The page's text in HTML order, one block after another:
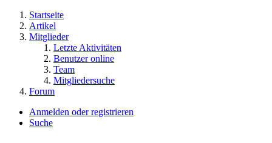
Startseite
Artikel
Mitglieder
Letzte Aktivitäten
Benutzer online
Team
Mitgliedersuche
Forum
Anmelden oder registrieren
Suche